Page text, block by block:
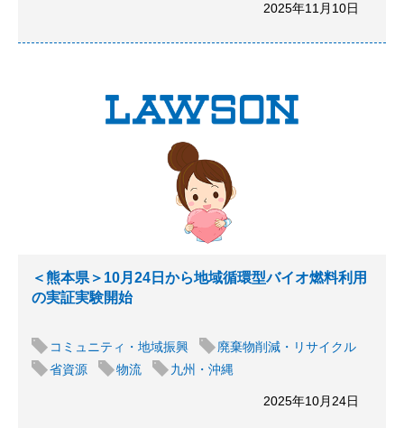
2025年11月10日
＜熊本県＞10月24日から地域循環型バイオ燃料利用
の実証実験開始
コミュニティ・地域振興
廃棄物削減・リサイクル
省資源
物流 九州・沖縄
2025年10月24日